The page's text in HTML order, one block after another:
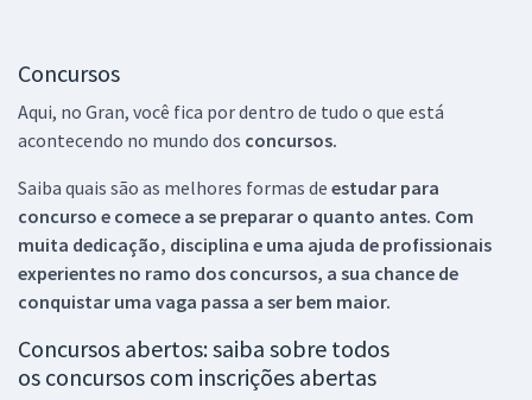
Concursos
Aqui, no Gran, você fica por dentro de tudo o que está
acontecendo no mundo dos concursos.
Saiba quais são as melhores formas de estudar para
concurso e comece a se preparar o quanto antes. Com
muita dedicação, disciplina e uma ajuda de profissionais
experientes no ramo dos concursos, a sua chance de
conquistar uma vaga passa a ser bem maior.
Concursos abertos: saiba sobre todos
os concursos com inscrições abertas